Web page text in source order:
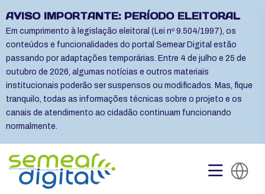
AVISO IMPORTANTE: PERÍODO ELEITORAL
Em cumprimento à legislação eleitoral (Lei nº 9.504/1997), os
conteúdos e funcionalidades do portal Semear Digital estão
passando por adaptações temporárias. Entre 4 de julho e 25 de
outubro de 2026, algumas notícias e outros materiais
institucionais poderão ser suspensos ou modificados. Mas, fique
tranquilo, todas as informações técnicas sobre o projeto e os
canais de atendimento ao cidadão continuam funcionando
normalmente.